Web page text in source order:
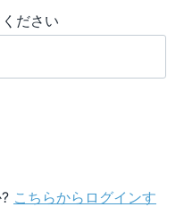
ださい
こちらからログインす